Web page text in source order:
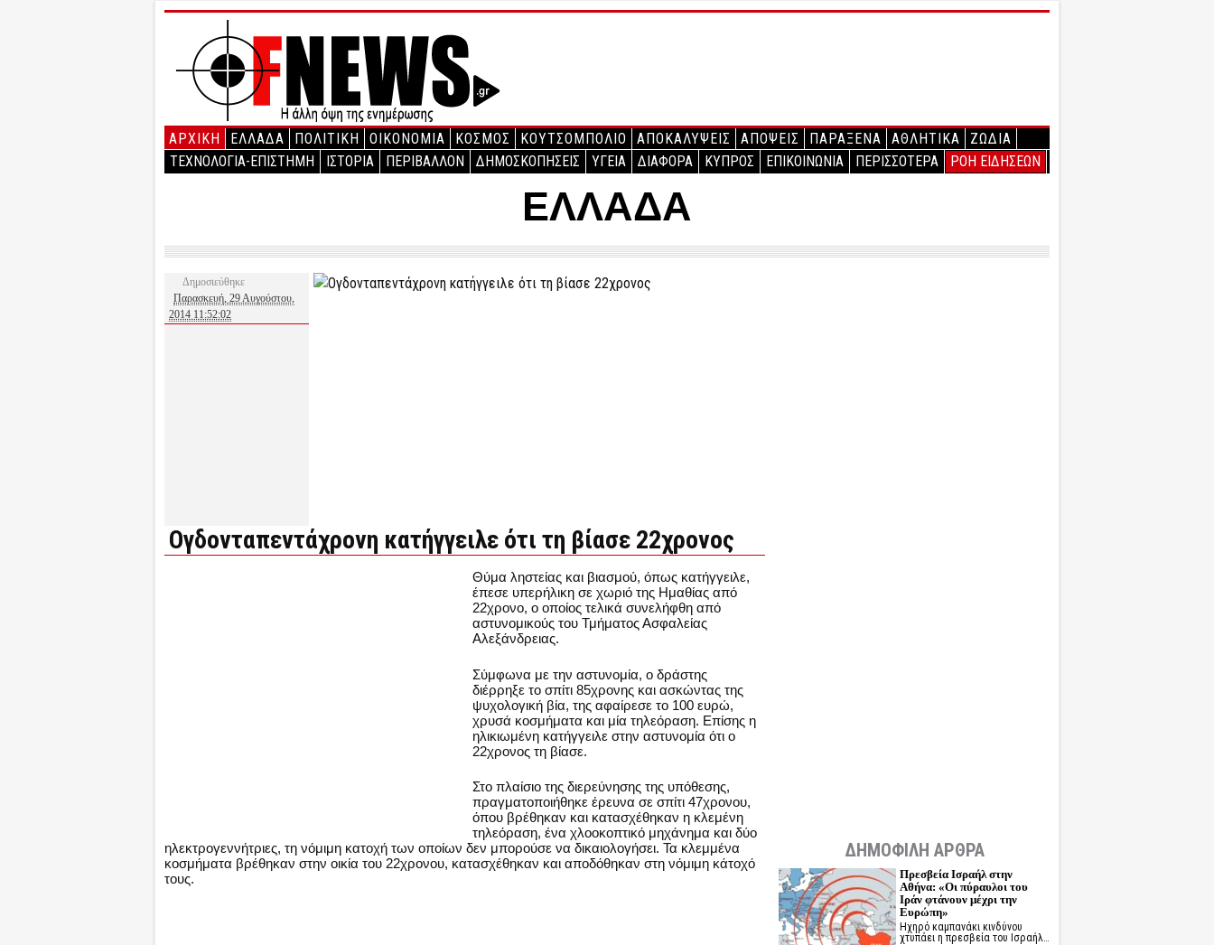
ΑΡΧΙΚΉ ΕΛΛΑΔΑ ΠΟΛΙΤΙΚΗ ΟΙΚΟΝΟΜΙΑ ΚΟΣΜΟΣ ΚΟΥΤΣΟΜΠΟΛΙΟ ΑΠΟΚΑΛΥΨΕΙΣ ΑΠΟΨΕΙΣ ΠΑΡΑΞΕΝΑ ΑΘΛΗΤΙΚΑ
ΖΩΔΙΑ
ΤΕΧΝΟΛΟΓΙΑ-ΕΠΙΣΤΗΜΗ
ΙΣΤΟΡΙΑ ΠΕΡΙΒΑΛΛΟΝ ΔΗΜΟΣΚΟΠΗΣΕΙΣ ΥΓΕΙΑ ΔΙΑΦΟΡΑ ΚΥΠΡΟΣ ΕΠΙΚΟΙΝΩΝΙΑ ΠΕΡΙΣΣΟΤΕΡΑ ΡΟΗ ΕΙΔΗΣΕΩΝ
ΕΛΛΑΔΑ
Δημοσιεύθηκε
Παρασκευή, 29 Αυγούστου,
2014 11:52:02
Ογδονταπεντάχρονη κατήγγειλε ότι τη βίασε 22χρονος
Θύμα ληστείας και βιασμού, όπως κατήγγειλε,
έπεσε υπερήλικη σε χωριό της Ημαθίας από
22χρονο, ο οποίος τελικά συνελήφθη από
αστυνομικούς του Τμήματος Ασφαλείας
Αλεξάνδρειας.
Σύμφωνα με την αστυνομία, ο δράστης
διέρρηξε το σπίτι 85χρονης και ασκώντας της
ψυχολογική βία, της αφαίρεσε το 100 ευρώ,
χρυσά κοσμήματα και μία τηλεόραση. Επίσης η
ηλικιωμένη κατήγγειλε στην αστυνομία ότι ο
22χρονος τη βίασε.
Στο πλαίσιο της διερεύνησης της υπόθεσης,
πραγματοποιήθηκε έρευνα σε σπίτι 47χρονου,
όπου βρέθηκαν και κατασχέθηκαν η κλεμένη
τηλεόραση, ένα χλοοκοπτικό μηχάνημα και δύο
ηλεκτρογεννήτριες, τη νόμιμη κατοχή των οποίων δεν μπορούσε να δικαιολογήσει. Τα κλεμμένα
κοσμήματα βρέθηκαν στην οικία του 22χρονου, κατασχέθηκαν και αποδόθηκαν στη νόμιμη κάτοχό
τους.
ΔΗΜΟΦΙΛΗ ΑΡΘΡΑ
Πρεσβεία Ισραήλ στην
Αθήνα: «Οι πύραυλοι του
Ιράν φτάνουν μέχρι την
Ευρώπη»
Ηχηρό καμπανάκι κινδύνου
χτυπάει η πρεσβεία του Ισραήλ…